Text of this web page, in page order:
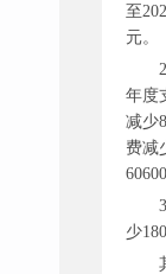
至
元。
年度
减少
费减
少